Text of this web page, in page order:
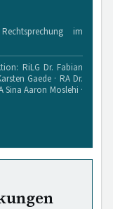
im
RiLG Dr. Fabian
Gaede · RA Dr.
Sina Aaron Moslehi ·